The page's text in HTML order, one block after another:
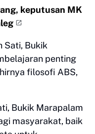
keputusan MK
Sati, Bukik
penting
filosofi ABS,
Bukik Marapalam
masyarakat, baik